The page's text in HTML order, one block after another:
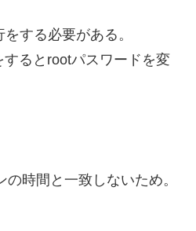
する必要がある。
るとrootパスワードを変
時間と一致しないため。